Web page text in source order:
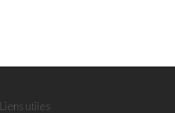
Liens utiles